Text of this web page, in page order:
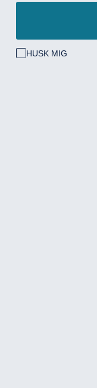
HUSK MIG